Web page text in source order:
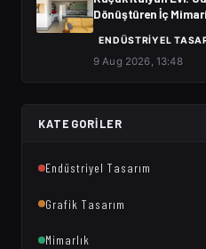
Dönüştüren İç Mimari
ENDÜSTRIYEL
9 Aug 2026, 13:48
KATEGORILER
Endüstriyel Tasarım
Grafik Tasarım
Mimarlık